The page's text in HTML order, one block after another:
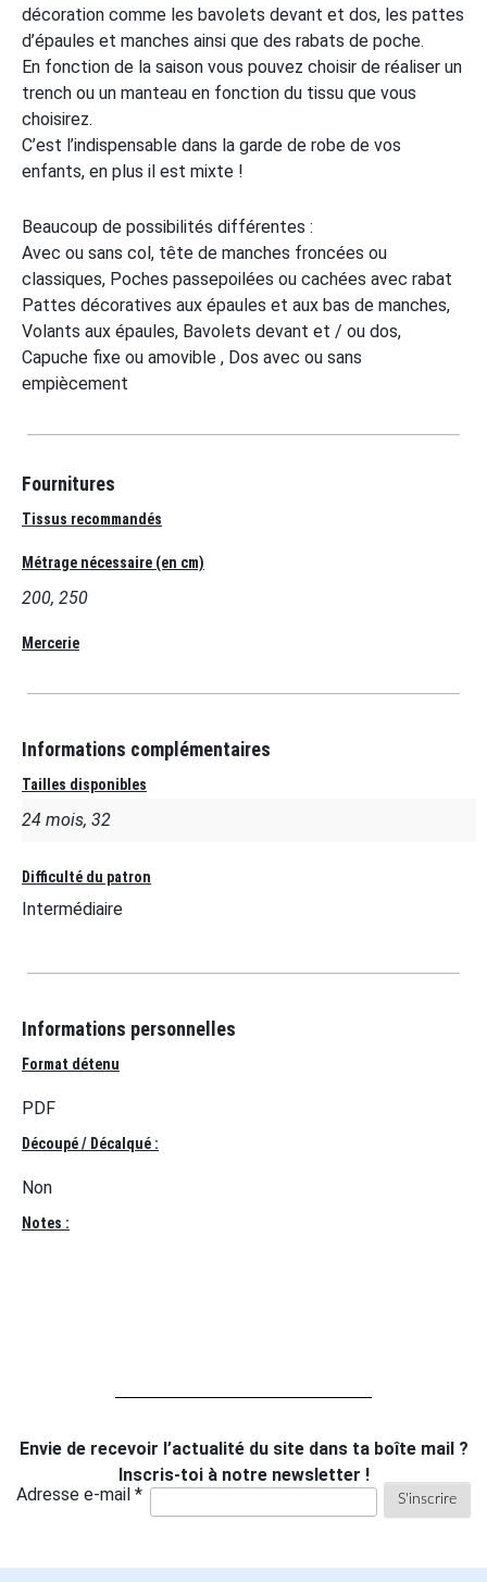
décoration comme les bavolets devant et dos, les pattes
d’épaules et manches ainsi que des rabats de poche.
En fonction de la saison vous pouvez choisir de réaliser un
trench ou un manteau en fonction du tissu que vous
choisirez.
C’est l’indispensable dans la garde de robe de vos
enfants, en plus il est mixte !
Beaucoup de possibilités différentes :
Avec ou sans col, tête de manches froncées ou
classiques, Poches passepoilées ou cachées avec rabat
Pattes décoratives aux épaules et aux bas de manches,
Volants aux épaules, Bavolets devant et / ou dos,
Capuche fixe ou amovible , Dos avec ou sans
empiècement
Fournitures
Tissus recommandés
Métrage nécessaire (en cm)
200, 250
Mercerie
Informations complémentaires
Tailles disponibles
24 mois, 32
Difficulté du patron
Intermédiaire
Informations personnelles
Format détenu
PDF
Découpé / Décalqué :
Non
Notes :
Envie de recevoir l’actualité du site dans ta boîte mail ?
Inscris-toi à notre newsletter !
Adresse e-mail *